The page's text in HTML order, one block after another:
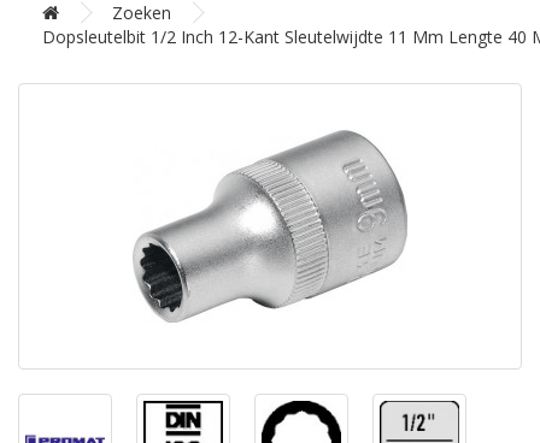
Zoeken
Dopsleutelbit 1/2 Inch 12-Kant Sleutelwijdte 11 Mm Lengte 40